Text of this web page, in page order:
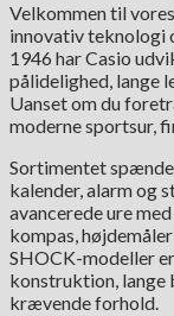
Velkommen til
innovativ teknologi
1946 har Casio
pålidelighed, lange
Uanset om du
moderne sportsur,
Sortimentet
kalender, alarm og
avancerede ure
kompas,
SHOCK-modeller
konstruktion, lange
krævende forhold.